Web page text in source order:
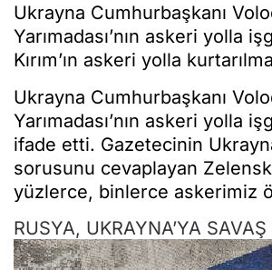
Ukrayna Cumhurbaşkanı
Yarımadası’nın askeri yolla
Kırım’ın askeri yolla
Ukrayna Cumhurbaşkanı
Yarımadası’nın askeri yolla
ifade etti. Gazetecinin
sorusunu cevaplayan
yüzlerce, binlerce askerimiz
RUSYA, UKRAYNA’YA